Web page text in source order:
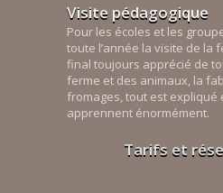
Visite pédagogique
Pour les écoles et les
toute l’année la visite de la
final toujours apprécié de
ferme et des animaux, la
fromages, tout est expliqué
apprennent énormément.
Tarifs et